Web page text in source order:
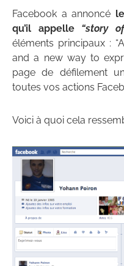
Facebook a annoncé
qu’il appelle “story
éléments principaux :
and a new way to
page de défilement
toutes vos actions
Voici à quoi cela